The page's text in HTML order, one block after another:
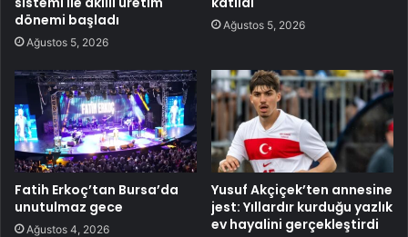
dönemi başladı
Ağustos 5, 2026
Ağustos 5, 2026
Fatih Erkoç’tan Bursa’da
unutulmaz gece
Ağustos 4, 2026
Yusuf Akçiçek’ten annesine
jest: Yıllardır kurduğu yazlık
ev hayalini gerçekleştirdi